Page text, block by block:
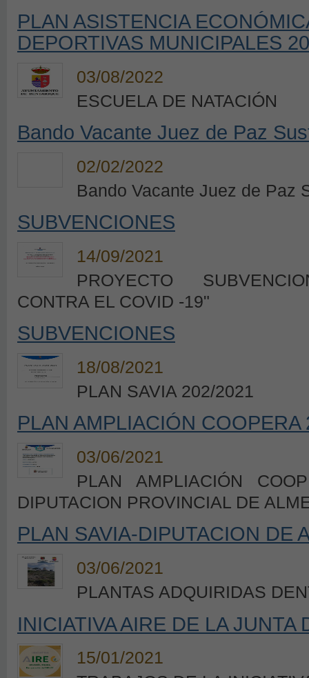
PLAN ASISTENCIA
DEPORTIVAS MUNICIPALES
03/08/2022
ESCUELA DE NATACIÓN
Bando Vacante Juez de Paz
02/02/2022
Bando Vacante Juez de Paz
SUBVENCIONES
14/09/2021
PROYECTO
CONTRA EL COVID -19"
SUBVENCIONES
18/08/2021
PLAN SAVIA 202/2021
PLAN AMPLIACIÓN COOPERA
03/06/2021
PLAN AMPLIACIÓN
DIPUTACION PROVINCIAL DE
PLAN SAVIA-DIPUTACION DE
03/06/2021
PLANTAS ADQUIRIDAS
INICIATIVA AIRE DE LA JUNTA
15/01/2021